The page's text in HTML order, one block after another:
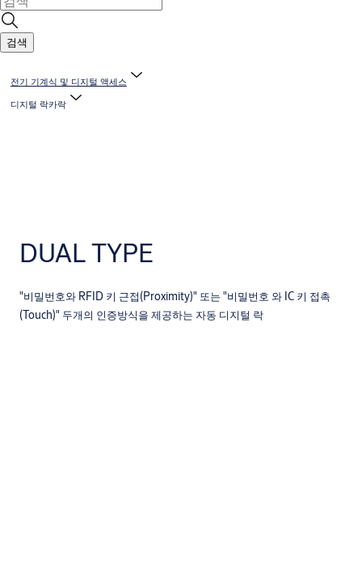
검색
전기 기계식 및 디지털 액세스
디지털 락카락
DUAL TYPE
"비밀번호와 RFID 키 근접(Proximity)" 또는 "비밀번호 와 IC 키 접촉
(Touch)" 두개의 인증방식을 제공하는 자동 디지털 락